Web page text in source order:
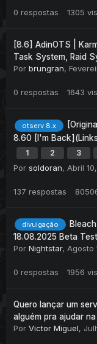
0 respostas 1305
[8.6] AdinOTS |
Task System, Raid
Por brungran,
0 respostas 1643
otserv 8.x
8.60 [I'm
1 2 3
Por soldoran, Abril
137 respostas
divulgação
18.08.2025 Beta Test
Por Nightstar, Agosto
0 respostas 1956
Quero lançar um
alguém pra ajudar
Por Victor Miguel,